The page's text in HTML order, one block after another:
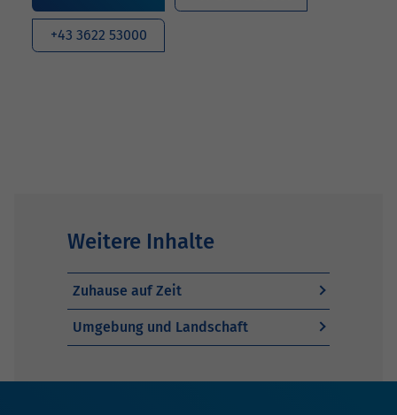
+43 3622 53000
Weitere Inhalte
Zuhause auf Zeit
Umgebung und Landschaft